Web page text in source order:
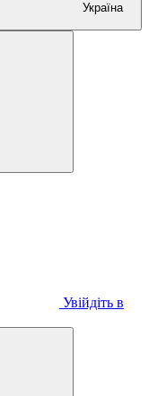
Україна
Увійдіть в